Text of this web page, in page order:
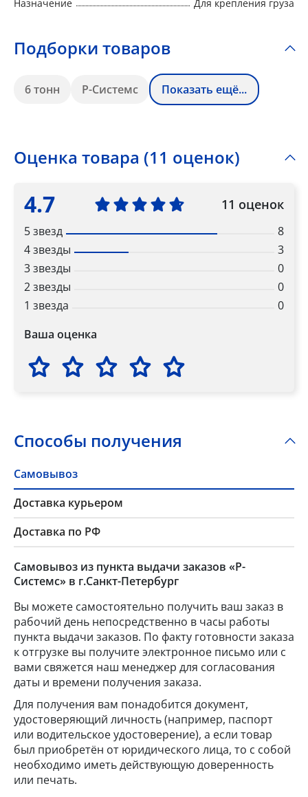
Назначение
Для крепления груза
Подборки товаров
6 тонн Р-Системс Показать ещё...
Оценка товара (11 оценок)
4.7 11 оценок
5 звезд
8
4 звезды
3
3 звезды
0
2 звезды
0
1 звезда
0
Ваша оценка
Способы получения
Самовывоз
Доставка курьером
Доставка по РФ
Самовывоз из пункта выдачи заказов «Р-
Системс» в г.Санкт-Петербург
Вы можете самостоятельно получить ваш заказ в
рабочий день непосредственно в часы работы
пункта выдачи заказов. По факту готовности заказа
к отгрузке вы получите электронное письмо или с
вами свяжется наш менеджер для согласования
даты и времени получения заказа.
Для получения вам понадобится документ,
удостоверяющий личность (например, паспорт
или водительское удостоверение), а если товар
был приобретён от юридического лица, то с собой
необходимо иметь действующую доверенность
или печать.